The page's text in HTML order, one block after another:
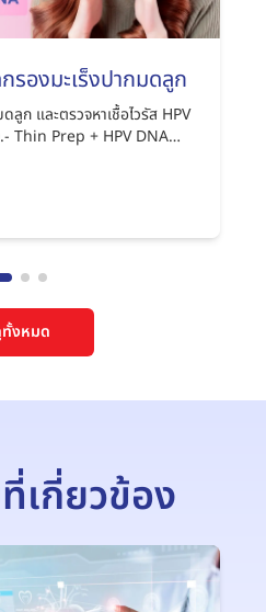
รองมะเร็งปากมดลูก
ลูก และตรวจหาเชื้อไวรัส HPV
งหมด
เกี่ยวข้อง